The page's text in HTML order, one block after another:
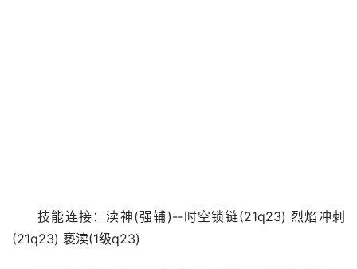
技能连接：渎神(强辅)--时空锁链(21q23) 烈焰冲刺
(21q23) 亵渎(1级q23)